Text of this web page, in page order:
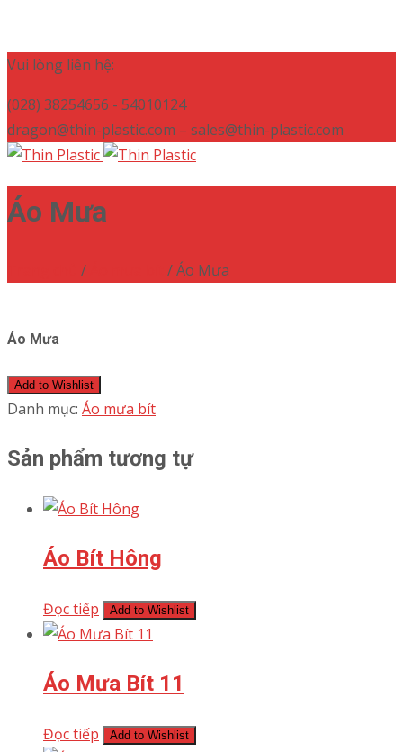
Vui lòng liên hệ:
(028) 38254656 - 54010124
dragon@thin-plastic.com – sales@thin-plastic.com
Áo Mưa
/ / Áo Mưa
Áo Mưa
Add to Wishlist
Danh mục: Áo mưa bít
Sản phẩm tương tự
Áo Bít Hông
Đọc tiếp Add to Wishlist
Áo Mưa Bít 11
Đọc tiếp Add to Wishlist